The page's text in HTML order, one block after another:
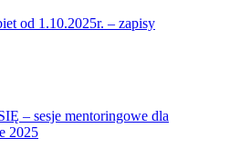
od 1.10.2025r. – zapisy
– sesje mentoringowe dla
2025